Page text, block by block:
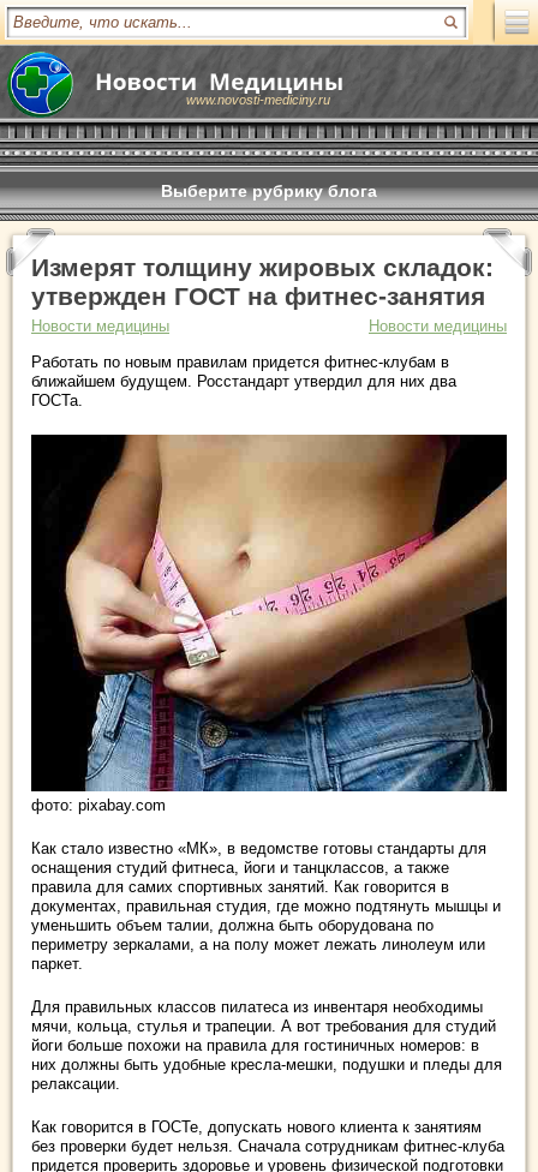
www.novosti-mediciny.ru
Выберите рубрику блога
Измерят толщину жировых складок:
утвержден ГОСТ на фитнес-занятия
Новости медицины
Новости медицины
Работать по новым правилам придется фитнес-клубам в
ближайшем будущем. Росстандарт утвердил для них два
ГОСТа.
фото: pixabay.com
Как стало известно «МК», в ведомстве готовы стандарты для
оснащения студий фитнеса, йоги и танцклассов, а также
правила для самих спортивных занятий. Как говорится в
документах, правильная студия, где можно подтянуть мышцы и
уменьшить объем талии, должна быть оборудована по
периметру зеркалами, а на полу может лежать линолеум или
паркет.
Для правильных классов пилатеса из инвентаря необходимы
мячи, кольца, стулья и трапеции. А вот требования для студий
йоги больше похожи на правила для гостиничных номеров: в
них должны быть удобные кресла-мешки, подушки и пледы для
релаксации.
Как говорится в ГОСТе, допускать нового клиента к занятиям
без проверки будет нельзя. Сначала сотрудникам фитнес-клуба
придется проверить здоровье и уровень физической подготовки